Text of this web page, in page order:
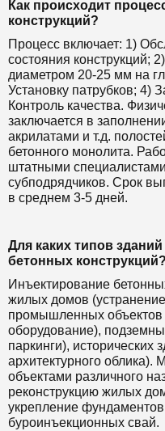
Как происходит
конструкций?
Процесс включает: 1)
состояния конструкций;
диаметром 20-25 мм на
Установку патрубков; 4)
Контроль качества.
заключается в
акрилатами и т.д.
бетонного монолита.
штатными
субподрядчиков. Срок
в среднем 3-5 дней.
Для каких типов
бетонных конструкций?
Инъектирование
жилых домов
промышленных объектов
оборудование),
паркинги), исторических
архитектурного
объектами различного
реконструкцию жилых
укрепление
буроинъекционных свай.